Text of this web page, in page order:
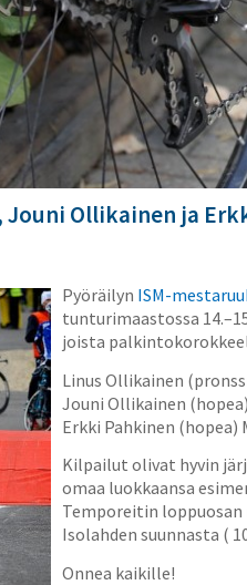
Jouni Ollikainen ja
Pyöräilyn ISM-
tunturimaastossa
joista
Linus Ollikainen
Jouni Ollikainen
Erkki Pahkinen (hopea)
Kilpailut olivat hyvin
omaa luokkaansa
Temporeitin loppuosan
Isolahden suunnasta (
Onnea kaikille!